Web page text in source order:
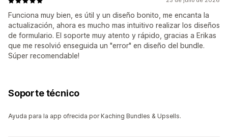
Funciona muy bien, es útil y un diseño bonito, me encanta la
actualización, ahora es mucho mas intuitivo realizar los diseños
de formulario. El soporte muy atento y rápido, gracias a Erikas
que me resolvió enseguida un "error" en diseño del bundle.
Súper recomendable!
Soporte técnico
Ayuda para la app ofrecida por Kaching Bundles & Upsells.